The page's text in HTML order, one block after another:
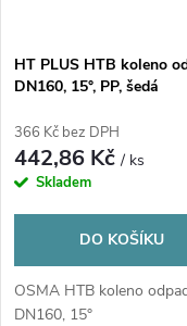
HT PLUS HTB koleno
DN160, 15°, PP, šedá
366 Kč bez DPH
442,86 Kč/ ks
Skladem
DO KOŠÍKU
OSMA HTB koleno
DN160, 15°